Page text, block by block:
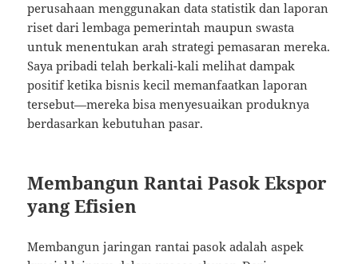
perusahaan menggunakan data statistik dan laporan
riset dari lembaga pemerintah maupun swasta
untuk menentukan arah strategi pemasaran mereka.
Saya pribadi telah berkali-kali melihat dampak
positif ketika bisnis kecil memanfaatkan laporan
tersebut—mereka bisa menyesuaikan produknya
berdasarkan kebutuhan pasar.
Membangun Rantai Pasok Ekspor
yang Efisien
Membangun jaringan rantai pasok adalah aspek